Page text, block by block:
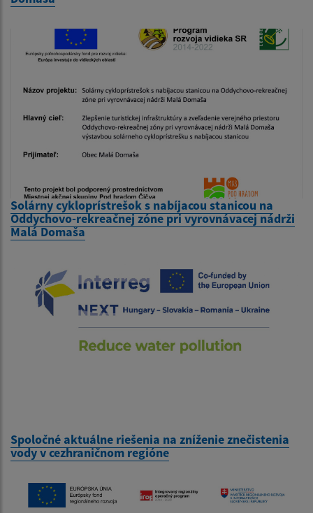
Solárny cykloprístrešok s nabíjacou stanicou na
Oddychovo-rekreačnej zóne pri vyrovnávacej nádrži
Malá Domaša
Spoločné aktuálne riešenia na zníženie znečistenia
vody v cezhraničnom regióne